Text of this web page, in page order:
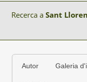
Recerca a Sant
Autor Galeria